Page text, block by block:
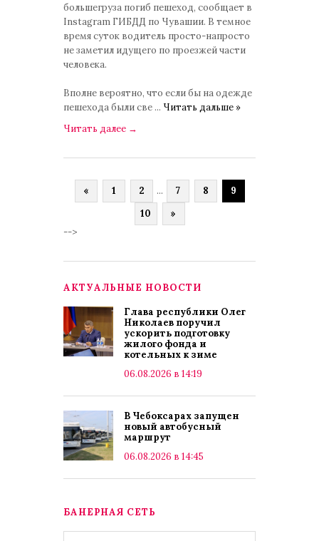
большегруза погиб пешеход, сообщает в
Instagram ГИБДД по Чувашии. В темное
время суток водитель просто-напросто
не заметил идущего по проезжей части
человека.
Вполне вероятно, что если бы на одежде
пешехода были све ... Читать дальше »
Читать далее →
« 1 2 ... 7 8
9
10
»
-->
АКТУАЛЬНЫЕ НОВОСТИ
Глава республики Олег
Николаев поручил
ускорить подготовку
жилого фонда и
котельных к зиме
06.08.2026 в 14:19
В Чебоксарах запущен
новый автобусный
маршрут
06.08.2026 в 14:45
БАНЕРНАЯ СЕТЬ